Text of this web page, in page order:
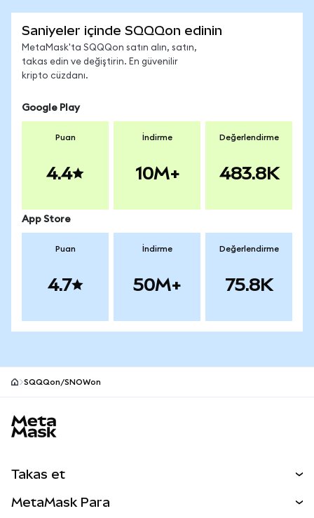
Saniyeler içinde SQQQon edinin
MetaMask'ta SQQQon satın alın, satın,
takas edin ve değiştirin. En güvenilir
kripto cüzdanı.
Google Play
Puan
4.4
İndirme
10M+
Değerlendirme
483.8K
App Store
Puan
4.7
İndirme
50M+
Değerlendirme
75.8K
SQQQon/SNOWon
Takas et
MetaMask Para